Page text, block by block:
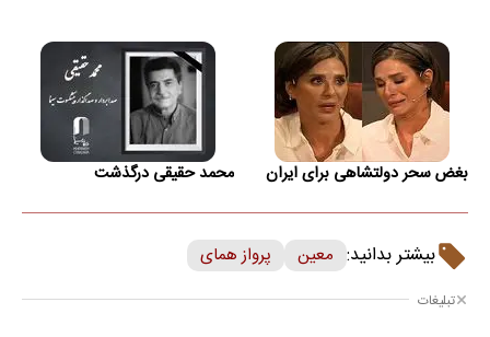
بغض سحر دولتشاهی برای ایران محمد حقیقی درگذشت
بیشتر بدانید: معین پرواز همای
تبلیغات